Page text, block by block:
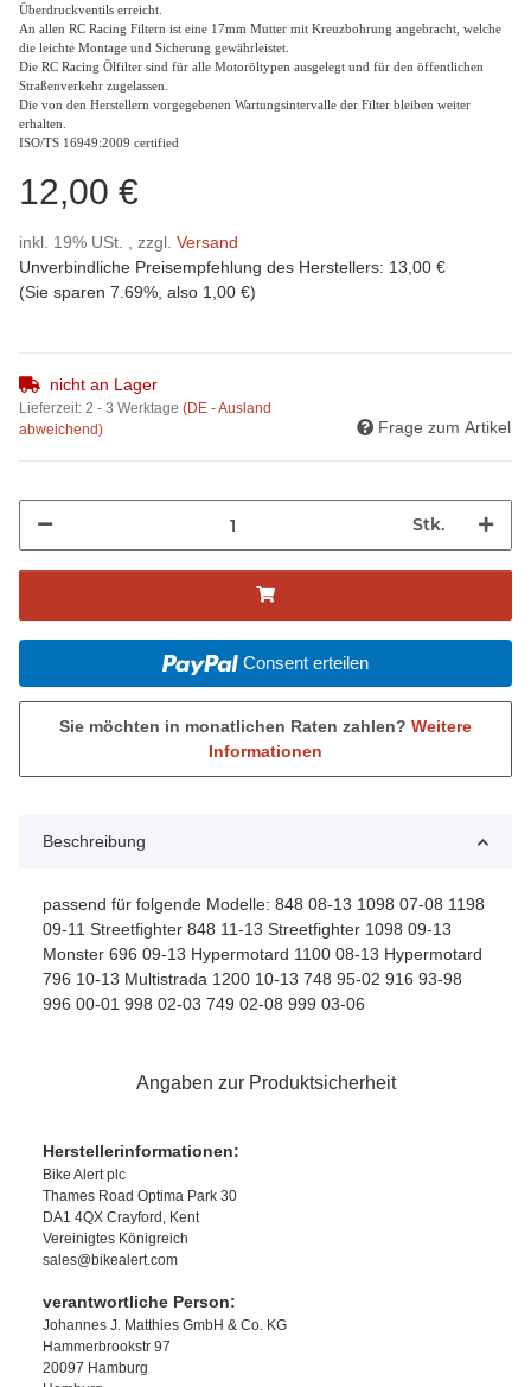
Überdruckventils erreicht.
An allen RC Racing Filtern ist eine 17mm Mutter mit Kreuzbohrung angebracht, welche
die leichte Montage und Sicherung gewährleistet.
Die RC Racing Ölfilter sind für alle Motoröltypen ausgelegt und für den öffentlichen
Straßenverkehr zugelassen.
Die von den Herstellern vorgegebenen Wartungsintervalle der Filter bleiben weiter
erhalten.
ISO/TS 16949:2009 certified
12,00 €
inkl. 19% USt. , zzgl. Versand
Unverbindliche Preisempfehlung des Herstellers: 13,00 €
(Sie sparen 7.69% , also 1,00 €)
nicht an Lager
Lieferzeit: 2 - 3 Werktage (DE - Ausland
abweichend)
Frage zum Artikel
Stk.
Consent erteilen
Sie möchten in monatlichen Raten zahlen? Weitere
Informationen
Beschreibung
passend für folgende Modelle: 848 08-13 1098 07-08 1198
09-11 Streetfighter 848 11-13 Streetfighter 1098 09-13
Monster 696 09-13 Hypermotard 1100 08-13 Hypermotard
796 10-13 Multistrada 1200 10-13 748 95-02 916 93-98
996 00-01 998 02-03 749 02-08 999 03-06
Angaben zur Produktsicherheit
Herstellerinformationen:
Bike Alert plc
Thames Road Optima Park 30
DA1 4QX Crayford, Kent
Vereinigtes Königreich
sales@bikealert.com
verantwortliche Person:
Johannes J. Matthies GmbH & Co. KG
Hammerbrookstr 97
20097 Hamburg